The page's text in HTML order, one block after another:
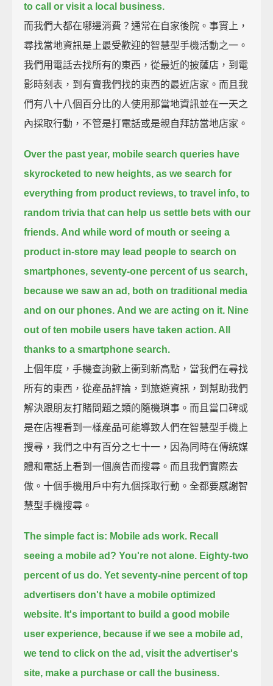
to call or visit a local business.
而我們大都在哪邊消費？通常在自家後院。事實上，
尋找當地資訊是上最受歡迎的智慧型手機活動之一。
我們用電話去找所有的東西，從最近的披薩店，到電
影時刻表，到有賣我們找的東西的最近店家。而且我
們有八十八個百分比的人使用那當地資訊並在一天之
內採取行動，不管是打電話或是親自拜訪當地店家。
Over the past year, mobile search queries have
skyrocketed to new heights, as we search for
everything from product reviews, to travel info, to
random trivia that can help us settle bets with our
friends. And while word of mouth or seeing a
product in-store may lead people to search on
smartphones, seventy-one percent of us search,
because we saw an ad, both on traditional media
and on our phones. And we are acting on it. Nine
out of ten mobile users have taken action. All
thanks to a smartphone search.
上個年度，手機查詢數上衝到新高點，當我們在尋找
所有的東西，從產品評論，到旅遊資訊，到幫助我們
解決跟朋友打賭問題之類的隨機瑣事。而且當口碑或
是在店裡看到一樣產品可能導致人們在智慧型手機上
搜尋，我們之中有百分之七十一，因為同時在傳統媒
體和電話上看到一個廣告而搜尋。而且我們實際去
做。十個手機用戶中有九個採取行動。全都要感謝智
慧型手機搜尋。
The simple fact is: Mobile ads work. Recall
seeing a mobile ad? You're not alone. Eighty-two
percent of us do. Yet seventy-nine percent of top
advertisers don't have a mobile optimized
website. It's important to build a good mobile
user experience, because if we see a mobile ad,
we tend to click on the ad, visit the advertiser's
site, make a purchase or call the business.